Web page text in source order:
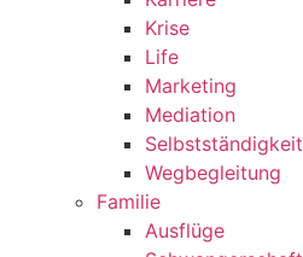
Krise
Life
Marketing
Mediation
Selbstständigkeit
Wegbegleitung
Familie
Ausflüge